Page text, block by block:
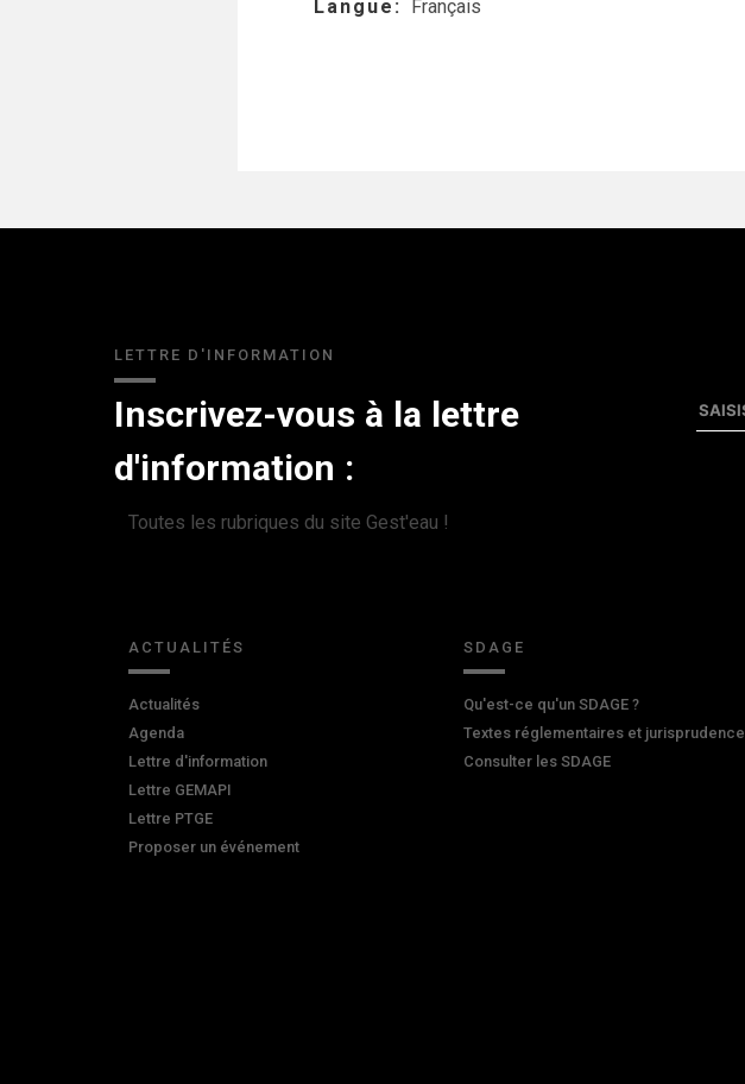
Langue Français
LETTRE D'INFORMATION
Inscrivez-vous à la lettre
d'information :
Toutes les rubriques du site Gest'eau !
ACTUALITÉS
Actualités
Agenda
Lettre d'information
Lettre GEMAPI
Lettre PTGE
Proposer un événement
SDAGE
Qu'est-ce qu'un SDAGE ?
Textes réglementaires et jurisprudence
Consulter les SDAGE